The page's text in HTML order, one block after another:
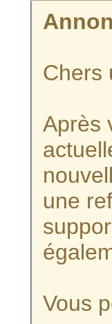
Chers
Après
une
Vous